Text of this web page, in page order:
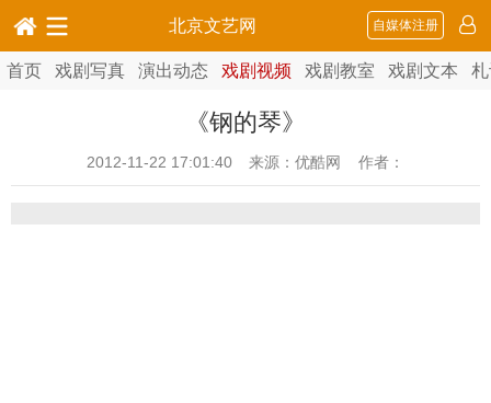
北京文艺网 自媒体注册
首页 戏剧写真 演出动态 戏剧视频 戏剧教室 戏剧文本
《钢的琴》
2012-11-22 17:01:40 来源：优酷网 作者：